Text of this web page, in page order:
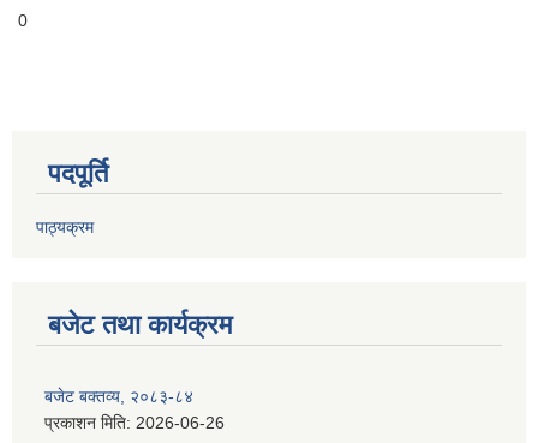
0
पदपूर्ति
पाठ्यक्रम
बजेट तथा कार्यक्रम
बजेट बक्तव्य, २०८३-८४
प्रकाशन मिति: 2026-06-26